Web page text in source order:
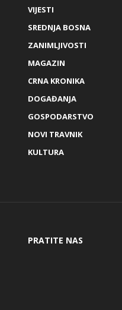
VIJESTI
SREDNJA BOSNA
ZANIMLJIVOSTI
MAGAZIN
CRNA KRONIKA
DOGAĐANJA
GOSPODARSTVO
NOVI TRAVNIK
KULTURA
PRATITE NAS